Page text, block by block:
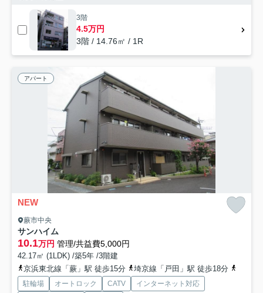
3階
4.5万円
3階 / 14.76㎡ / 1R
アパート
NEW
蕨市中央
サンハイム
10.1万円 管理/共益費5,000円
42.17㎡ (1LDK) /築5年 /3階建
京浜東北線「蕨」駅 徒歩15分
埼京線「戸田」駅 徒歩18分
駐輪場 オートロック CATV インターネット対応